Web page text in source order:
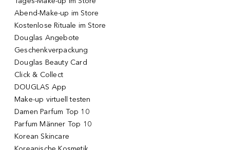
Abend-Make-up im Store
Kostenlose Rituale im Store
Douglas Angebote
Geschenkverpackung
Douglas Beauty Card
Click & Collect
DOUGLAS App
Make-up virtuell testen
Damen Parfum Top 10
Parfum Männer Top 10
Korean Skincare